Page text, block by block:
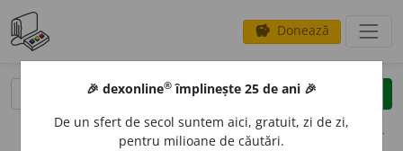
savings Donează
clear
opțiuni
🎉 dexonline® împlinește 25 de ani 🎉
De un sfert de secol suntem aici, gratuit, zi de zi,
pentru milioane de căutări.